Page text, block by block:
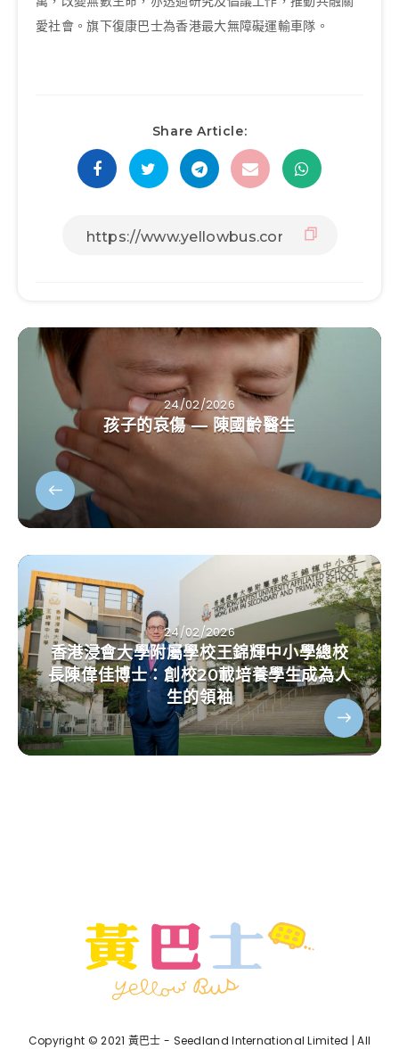
愛社會。旗下復康巴士為香港最大無障礙運輸車隊。
Share Article:
24/02/2026
孩子的哀傷 — 陳國齡醫生
24/02/2026
香港浸會大學附屬學校王錦輝中小學總校
長陳偉佳博士：創校20載培養學生成為人
生的領袖
Copyright © 2021 黃巴士 - Seedland International Limited | All